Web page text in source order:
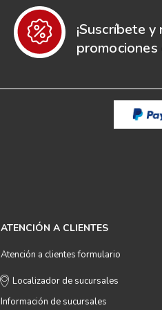
¡Suscríbete y
promociones
ATENCIÓN A CLIENTES
Atención a clientes formulario
Localizador de sucursales
Información de sucursales